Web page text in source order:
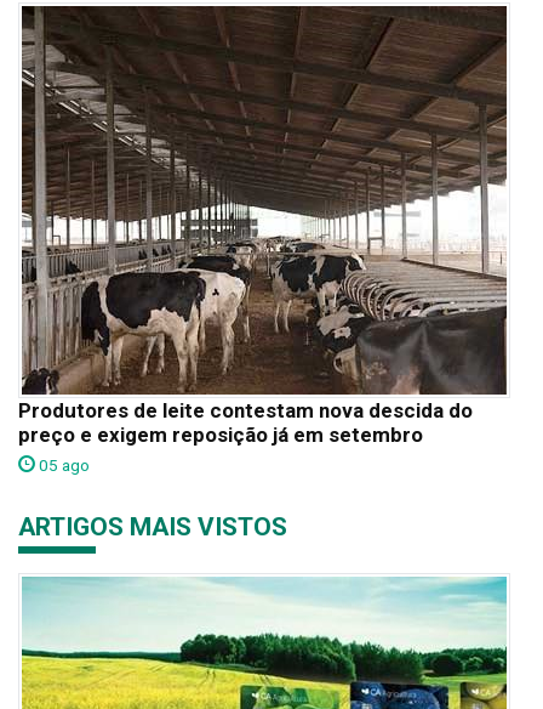
Produtores de leite contestam nova descida do
preço e exigem reposição já em setembro
05 ago
ARTIGOS MAIS VISTOS